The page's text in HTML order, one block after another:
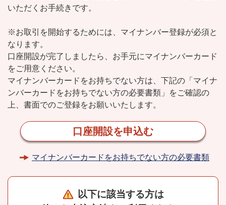
いただくお手続きです。
※お取引を開始するためには、マイナンバー登録が必須と
なります。
口座開設が完了しましたら、お手元にマイナンバーカード
をご用意ください。
マイナンバーカードをお持ちでない方は、下記の「マイナ
ンバーカードをお持ちでない方の必要書類」をご確認の
上、書面でのご登録をお願いいたします。
口座開設を申込む
マイナンバーカードをお持ちでない方の必要書類
以下に該当する方は